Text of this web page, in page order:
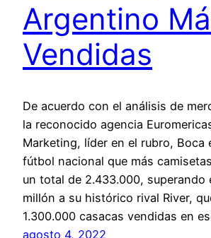
Argentino
Vendidas
De acuerdo con el análisis de
la reconocido agencia
Marketing, líder en el rubro, Boca
fútbol nacional que más
un total de 2.433.000, superando
millón a su histórico rival River,
1.300.000 casacas vendidas en
agosto 4, 2022